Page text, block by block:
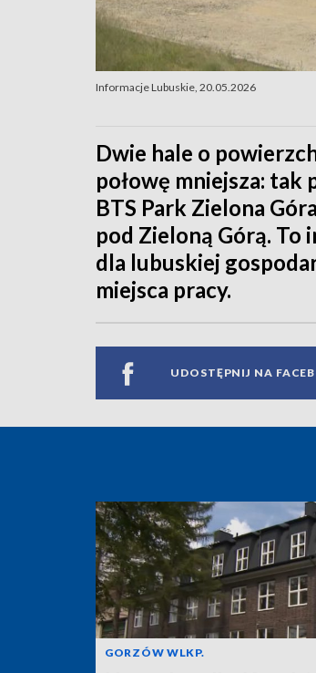
Informacje Lubuskie, 20.05.2026
Dwie hale o
połowę mniejsza: tak
BTS Park Zielona
pod Zieloną Górą. To
dla lubuskiej
miejsca pracy.
UDOSTĘPNIJ NA
GORZÓW WLKP.